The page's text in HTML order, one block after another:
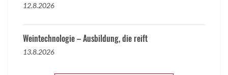
12.8.2026
Weintechnologie – Ausbildung, die reift
13.8.2026